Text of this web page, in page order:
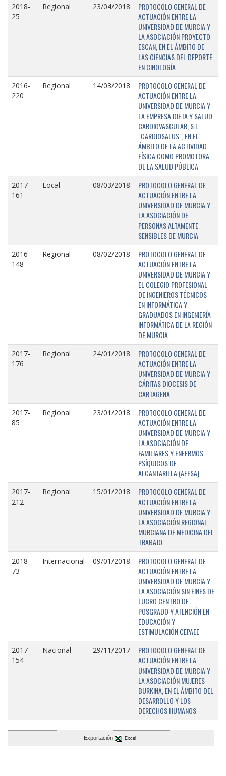
2018-
25
Regional 23/04/2018
PROTOCOLO GENERAL DE
ACTUACIÓN ENTRE LA
UNIVERSIDAD DE MURCIA Y
LA ASOCIACIÓN PROYECTO
ESCAN, EN EL ÁMBITO DE
LAS CIENCIAS DEL DEPORTE
EN CINOLOGÍA
2016-
220
Regional 14/03/2018
PROTOCOLO GENERAL DE
ACTUACIÓN ENTRE LA
UNIVERSIDAD DE MURCIA Y
LA EMPRESA DIETA Y SALUD
CARDIOVASCULAR, S.L.
"CARDIOSALUS", EN EL
ÁMBITO DE LA ACTIVIDAD
FÍSICA COMO PROMOTORA
DE LA SALUD PÚBLICA
2017-
161
Local 08/03/2018
PROTOCOLO GENERAL DE
ACTUACIÓN ENTRE LA
UNIVERSIDAD DE MURCIA Y
LA ASOCIACIÓN DE
PERSONAS ALTAMENTE
SENSIBLES DE MURCIA
2016-
148
Regional 08/02/2018
PROTOCOLO GENERAL DE
ACTUACIÓN ENTRE LA
UNIVERSIDAD DE MURCIA Y
EL COLEGIO PROFESIONAL
DE INGENIEROS TÉCNICOS
EN INFORMÁTICA Y
GRADUADOS EN INGENIERÍA
INFORMÁTICA DE LA REGIÓN
DE MURCIA
2017-
176
Regional 24/01/2018
PROTOCOLO GENERAL DE
ACTUACIÓN ENTRE LA
UNIVERSIDAD DE MURCIA Y
CÁRITAS DIOCESIS DE
CARTAGENA
2017-
85
Regional 23/01/2018
PROTOCOLO GENERAL DE
ACTUACIÓN ENTRE LA
UNIVERSIDAD DE MURCIA Y
LA ASOCIACIÓN DE
FAMILIARES Y ENFERMOS
PSÍQUICOS DE
ALCANTARILLA (AFESA)
2017-
212
Regional 15/01/2018
PROTOCOLO GENERAL DE
ACTUACIÓN ENTRE LA
UNIVERSIDAD DE MURCIA Y
LA ASOCIACIÓN REGIONAL
MURCIANA DE MEDICINA DEL
TRABAJO
2018-
73
Internacional 09/01/2018
PROTOCOLO GENERAL DE
ACTUACIÓN ENTRE LA
UNIVERSIDAD DE MURCIA Y
LA ASOCIACIÓN SIN FINES DE
LUCRO CENTRO DE
POSGRADO Y ATENCIÓN EN
EDUCACIÓN Y
ESTIMULACIÓN CEPAEE
2017-
154
Nacional 29/11/2017
PROTOCOLO GENERAL DE
ACTUACIÓN ENTRE LA
UNIVERSIDAD DE MURCIA Y
LA ASOCIACIÓN MUJERES
BURKINA, EN EL ÁMBITO DEL
DESARROLLO Y LOS
DERECHOS HUMANOS
Exportación Excel